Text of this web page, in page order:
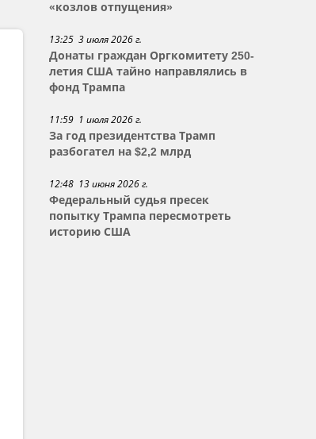
«козлов отпущения»
13:25 3 июля 2026 г.
Донаты граждан Оргкомитету 250-
летия США тайно направлялись в
фонд Трампа
11:59 1 июля 2026 г.
За год президентства Трамп
разбогател на $2,2 млрд
12:48 13 июня 2026 г.
Федеральный судья пресек
попытку Трампа пересмотреть
историю США